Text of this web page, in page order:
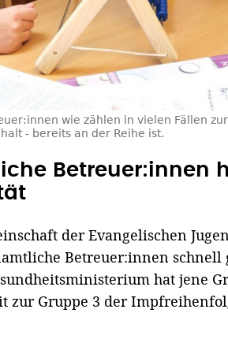
wie zählen in vielen Fällen
- bereits an der Reihe ist.
Betreuer:innen
der Evangelischen
Betreuer:innen schnell
hat jene
zur Gruppe 3 der